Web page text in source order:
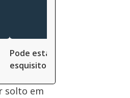
Pode estar certo... Mas, tá
esquisito!
solto em